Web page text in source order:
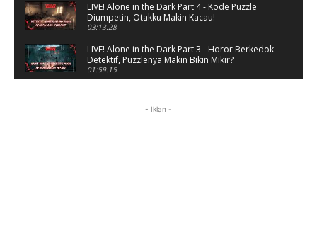
LIVE! Alone in the Dark Part 4 - Kode Puzzle
Diumpetin, Otakku Makin Kacau!
03:13:28
LIVE! Alone in the Dark Part 3 - Horor Berkedok
Detektif, Puzzlenya Makin Bikin Mikir?
01:59:15
- Iklan -